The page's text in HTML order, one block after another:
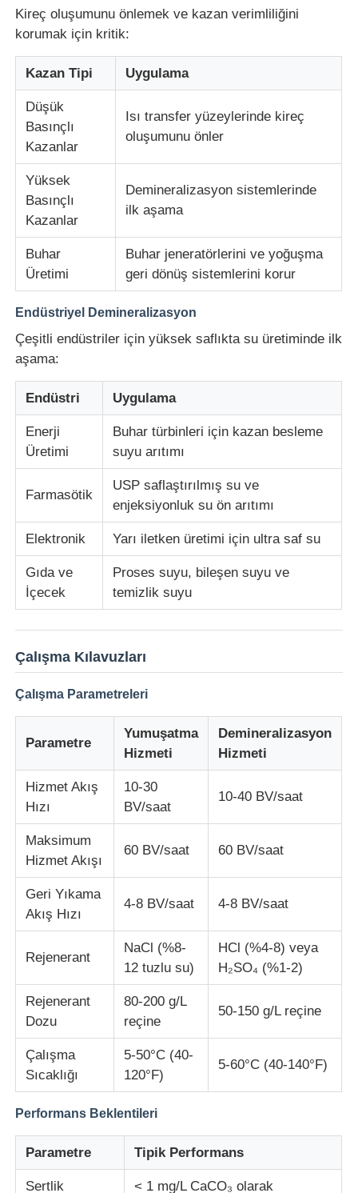
Kireç oluşumunu önlemek ve kazan verimliliğini
korumak için kritik:
Kazan Tipi Uygulama
Düşük
Basınçlı
Kazanlar
Isı transfer yüzeylerinde kireç
oluşumunu önler
Yüksek
Basınçlı
Kazanlar
Demineralizasyon sistemlerinde
ilk aşama
Buhar
Üretimi
Buhar jeneratörlerini ve yoğuşma
geri dönüş sistemlerini korur
Endüstriyel Demineralizasyon
Çeşitli endüstriler için yüksek saflıkta su üretiminde ilk
aşama:
Endüstri Uygulama
Enerji
Üretimi
Buhar türbinleri için kazan besleme
suyu arıtımı
Farmasötik
USP saflaştırılmış su ve
enjeksiyonluk su ön arıtımı
Elektronik Yarı iletken üretimi için ultra saf su
Gıda ve
İçecek
Proses suyu, bileşen suyu ve
temizlik suyu
Çalışma Kılavuzları
Çalışma Parametreleri
Parametre
Yumuşatma
Hizmeti
Demineralizasyon
Hizmeti
Hizmet Akış
Hızı
10-30
BV/saat
10-40 BV/saat
Maksimum
Hizmet Akışı
60 BV/saat 60 BV/saat
Geri Yıkama
Akış Hızı
4-8 BV/saat 4-8 BV/saat
Rejenerant
NaCl (%8-
12 tuzlu su)
HCl (%4-8) veya
H₂SO₄ (%1-2)
Rejenerant
Dozu
80-200 g/L
reçine
50-150 g/L reçine
Çalışma
Sıcaklığı
5-50°C (40-
120°F)
5-60°C (40-140°F)
Performans Beklentileri
Parametre Tipik Performans
Sertlik < 1 mg/L CaCO₃ olarak